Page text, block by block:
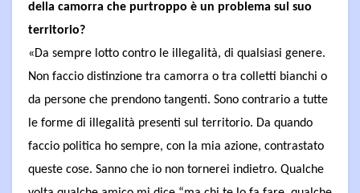
della camorra che purtroppo è un problema sul suo
territorio?
«Da sempre lotto contro le illegalità, di qualsiasi genere.
Non faccio distinzione tra camorra o tra colletti bianchi o
da persone che prendono tangenti. Sono contrario a tutte
le forme di illegalità presenti sul territorio. Da quando
faccio politica ho sempre, con la mia azione, contrastato
queste cose. Sanno che io non tornerei indietro. Qualche